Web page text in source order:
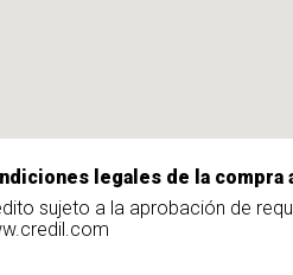
legales de la compra
sujeto a la aprobación de